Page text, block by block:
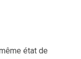
état de